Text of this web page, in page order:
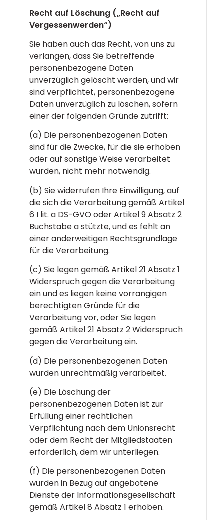
Recht auf Löschung („Recht auf
Vergessenwerden“)
Sie haben auch das Recht, von uns zu
verlangen, dass Sie betreffende
personenbezogene Daten
unverzüglich gelöscht werden, und wir
sind verpflichtet, personenbezogene
Daten unverzüglich zu löschen, sofern
einer der folgenden Gründe zutrifft:
(a) Die personenbezogenen Daten
sind für die Zwecke, für die sie erhoben
oder auf sonstige Weise verarbeitet
wurden, nicht mehr notwendig.
(b) Sie widerrufen Ihre Einwilligung, auf
die sich die Verarbeitung gemäß Artikel
6 I lit. a DS-GVO oder Artikel 9 Absatz 2
Buchstabe a stützte, und es fehlt an
einer anderweitigen Rechtsgrundlage
für die Verarbeitung.
(c) Sie legen gemäß Artikel 21 Absatz 1
Widerspruch gegen die Verarbeitung
ein und es liegen keine vorrangigen
berechtigten Gründe für die
Verarbeitung vor, oder Sie legen
gemäß Artikel 21 Absatz 2 Widerspruch
gegen die Verarbeitung ein.
(d) Die personenbezogenen Daten
wurden unrechtmäßig verarbeitet.
(e) Die Löschung der
personenbezogenen Daten ist zur
Erfüllung einer rechtlichen
Verpflichtung nach dem Unionsrecht
oder dem Recht der Mitgliedstaaten
erforderlich, dem wir unterliegen.
(f) Die personenbezogenen Daten
wurden in Bezug auf angebotene
Dienste der Informationsgesellschaft
gemäß Artikel 8 Absatz 1 erhoben.